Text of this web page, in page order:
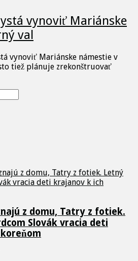
vynoviť Mariánske
val
vynoviť Mariánske námestie v
tiež plánuje zrekonštruovať
z domu, Tatry z fotiek.
Slovák vracia deti